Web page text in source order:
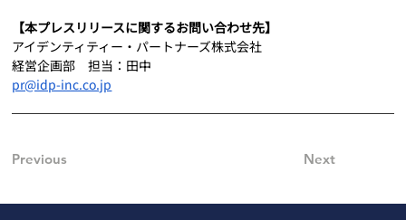
Previous Next
【本プレスリリースに関するお問い合わせ先】
アイデンティティー・パートナーズ株式会社
経営企画部　担当：田中
pr@idp-inc.co.jp